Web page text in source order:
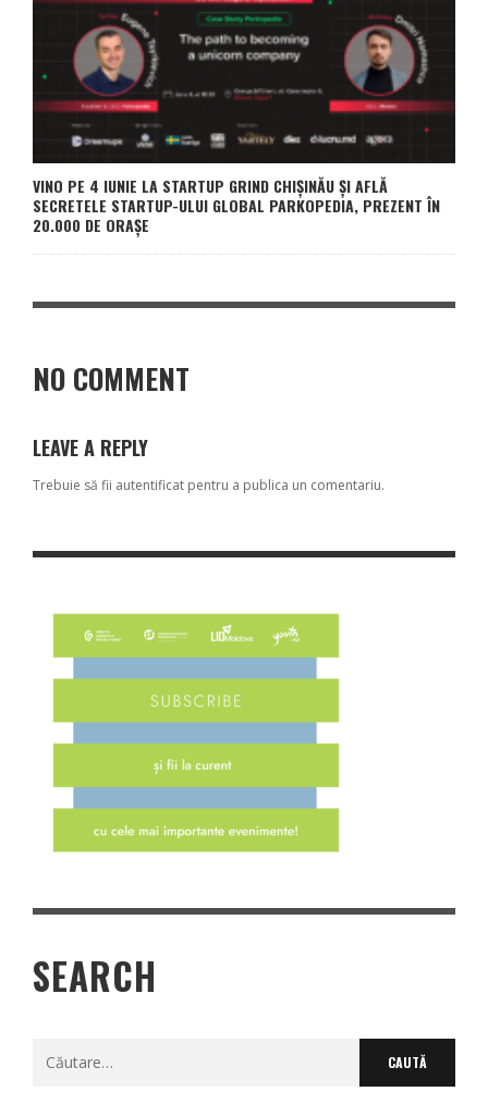
VINO PE 4 IUNIE LA STARTUP GRIND CHIȘINĂU ȘI AFLĂ
SECRETELE STARTUP-ULUI GLOBAL PARKOPEDIA, PREZENT ÎN
20.000 DE ORAȘE
NO COMMENT
LEAVE A REPLY
Trebuie să fii autentificat pentru a publica un comentariu.
SEARCH
Caută